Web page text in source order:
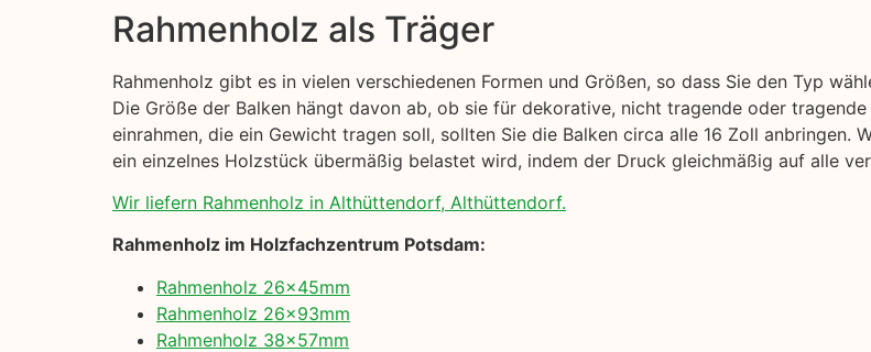
Rahmenholz als Träger
Rahmenholz gibt es in vielen verschiedenen Formen und Größen, so dass Sie den Typ
Die Größe der Balken hängt davon ab, ob sie für dekorative, nicht tragende oder
einrahmen, die ein Gewicht tragen soll, sollten Sie die Balken circa alle 16 Zoll anbringen.
ein einzelnes Holzstück übermäßig belastet wird, indem der Druck gleichmäßig auf alle
Wir liefern Rahmenholz in Althüttendorf, Althüttendorf.
Rahmenholz im Holzfachzentrum Potsdam:
Rahmenholz 26x45mm
Rahmenholz 26x93mm
Rahmenholz 38x57mm